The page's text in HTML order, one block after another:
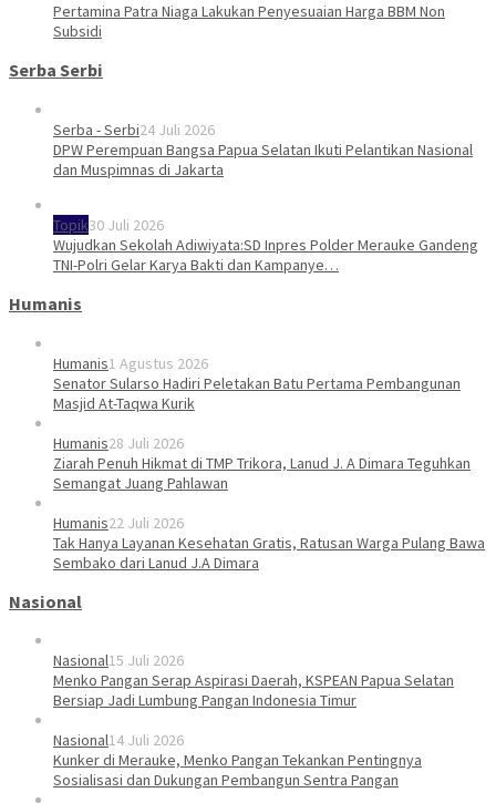
Pertamina Patra Niaga Lakukan Penyesuaian Harga BBM Non
Subsidi
Serba Serbi
Serba - Serbi24 Juli 2026
DPW Perempuan Bangsa Papua Selatan Ikuti Pelantikan Nasional
dan Muspimnas di Jakarta
Topik30 Juli 2026
Wujudkan Sekolah Adiwiyata:SD Inpres Polder Merauke Gandeng
TNI-Polri Gelar Karya Bakti dan Kampanye…
Humanis
Humanis1 Agustus 2026
Senator Sularso Hadiri Peletakan Batu Pertama Pembangunan
Masjid At-Taqwa Kurik
Humanis28 Juli 2026
Ziarah Penuh Hikmat di TMP Trikora, Lanud J. A Dimara Teguhkan
Semangat Juang Pahlawan
Humanis22 Juli 2026
Tak Hanya Layanan Kesehatan Gratis, Ratusan Warga Pulang Bawa
Sembako dari Lanud J.A Dimara
Nasional
Nasional15 Juli 2026
Menko Pangan Serap Aspirasi Daerah, KSPEAN Papua Selatan
Bersiap Jadi Lumbung Pangan Indonesia Timur
Nasional14 Juli 2026
Kunker di Merauke, Menko Pangan Tekankan Pentingnya
Sosialisasi dan Dukungan Pembangun Sentra Pangan